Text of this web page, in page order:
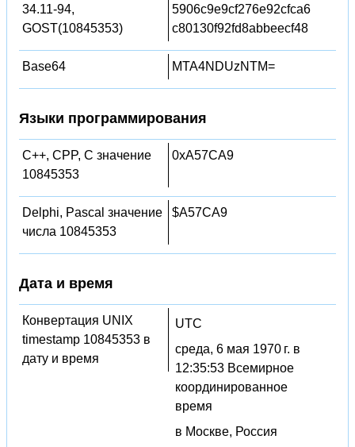
34.11-94,
GOST(10845353)
5906c9e9cf276e92cfca6
c80130f92fd8abbeecf48
Base64 MTA4NDUzNTM=
Языки программирования
C++, CPP, C значение
10845353
0xA57CA9
Delphi, Pascal значение
числа 10845353
$A57CA9
Дата и время
Конвертация UNIX
timestamp 10845353 в
дату и время
UTC
среда, 6 мая 1970 г. в
12:35:53 Всемирное
координированное
время
в Москве, Россия